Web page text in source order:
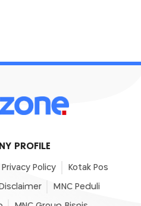
PROFILE
Privacy Policy Kotak Pos
Disclaimer MNC Peduli